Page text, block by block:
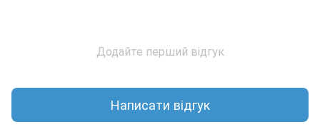
Додайте перший відгук
Написати відгук